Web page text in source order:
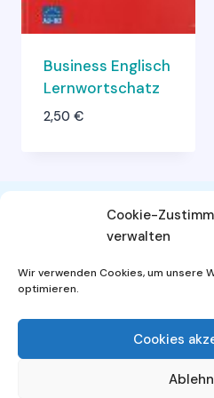
Cookie-
verwalten
Wir verwenden Cookies, um unsere
optimieren.
Cookies
Business Englisch
Lernwortschatz
2,50 €